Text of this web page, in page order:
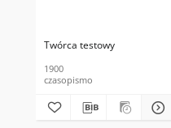
Twórca testowy
1900
czasopismo